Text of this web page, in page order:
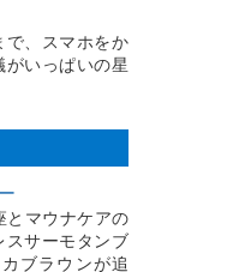
で、スマホをか
いっぱいの星
とマウナケアの
サーモタンブ
ブラウンが追